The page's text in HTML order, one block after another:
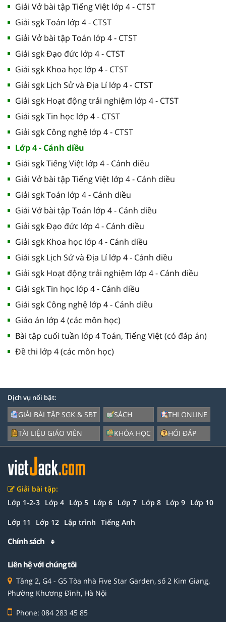
Giải Vở bài tập Tiếng Việt lớp 4 - CTST
Giải sgk Toán lớp 4 - CTST
Giải Vở bài tập Toán lớp 4 - CTST
Giải sgk Đạo đức lớp 4 - CTST
Giải sgk Khoa học lớp 4 - CTST
Giải sgk Lịch Sử và Địa Lí lớp 4 - CTST
Giải sgk Hoạt động trải nghiệm lớp 4 - CTST
Giải sgk Tin học lớp 4 - CTST
Giải sgk Công nghệ lớp 4 - CTST
Lớp 4 - Cánh diều
Giải sgk Tiếng Việt lớp 4 - Cánh diều
Giải Vở bài tập Tiếng Việt lớp 4 - Cánh diều
Giải sgk Toán lớp 4 - Cánh diều
Giải Vở bài tập Toán lớp 4 - Cánh diều
Giải sgk Đạo đức lớp 4 - Cánh diều
Giải sgk Khoa học lớp 4 - Cánh diều
Giải sgk Lịch Sử và Địa Lí lớp 4 - Cánh diều
Giải sgk Hoạt động trải nghiệm lớp 4 - Cánh diều
Giải sgk Tin học lớp 4 - Cánh diều
Giải sgk Công nghệ lớp 4 - Cánh diều
Giáo án lớp 4 (các môn học)
Bài tập cuối tuần lớp 4 Toán, Tiếng Việt (có đáp án)
Đề thi lớp 4 (các môn học)
Dịch vụ nổi bật:
GIẢI BÀI TẬP SGK & SBT
TÀI LIỆU GIÁO VIÊN
SÁCH
KHÓA HỌC
THI ONLINE
HỎI ĐÁP
Giải bài tập:
Lớp 1-2-3 Lớp 4 Lớp 5 Lớp 6 Lớp 7 Lớp 8 Lớp 9 Lớp 10
Lớp 11 Lớp 12 Lập trình Tiếng Anh
Chính sách
Liên hệ với chúng tôi
Tầng 2, G4 - G5 Tòa nhà Five Star Garden, số 2 Kim Giang,
Phường Khương Đình, Hà Nội
Phone: 084 283 45 85